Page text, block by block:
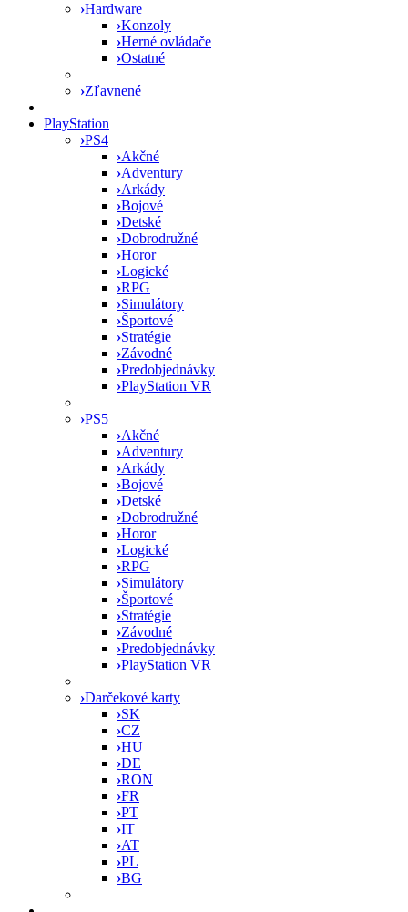
›Hardware
›Konzoly
›Herné ovládače
›Ostatné
›Zľavnené
PlayStation
›PS4
›Akčné
›Adventury
›Arkády
›Bojové
›Detské
›Dobrodružné
›Horor
›Logické
›RPG
›Simulátory
›Športové
›Stratégie
›Závodné
›Predobjednávky
›PlayStation VR
›PS5
›Akčné
›Adventury
›Arkády
›Bojové
›Detské
›Dobrodružné
›Horor
›Logické
›RPG
›Simulátory
›Športové
›Stratégie
›Závodné
›Predobjednávky
›PlayStation VR
›Darčekové karty
›SK
›CZ
›HU
›DE
›RON
›FR
›PT
›IT
›AT
›PL
›BG